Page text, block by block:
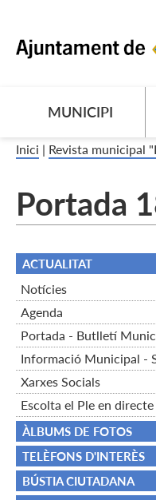
MUNICIPI
Inici | Revista municipal
Portada
ACTUALITAT
Notícies
Agenda
Portada - Butlletí
Informació Municipal -
Xarxes Socials
Escolta el Ple en directe
ÀLBUMS DE FOTOS
TELÈFONS D'INTERÈS
BÚSTIA CIUTADANA